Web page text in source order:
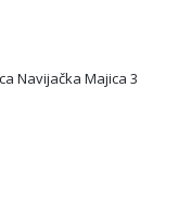
Navijačka Majica 3